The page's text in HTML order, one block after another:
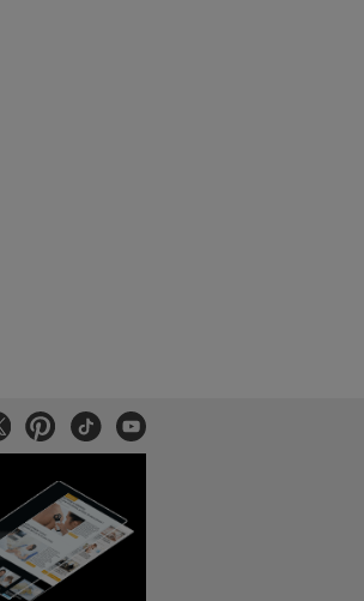
Pinterest
TiktokYoutube